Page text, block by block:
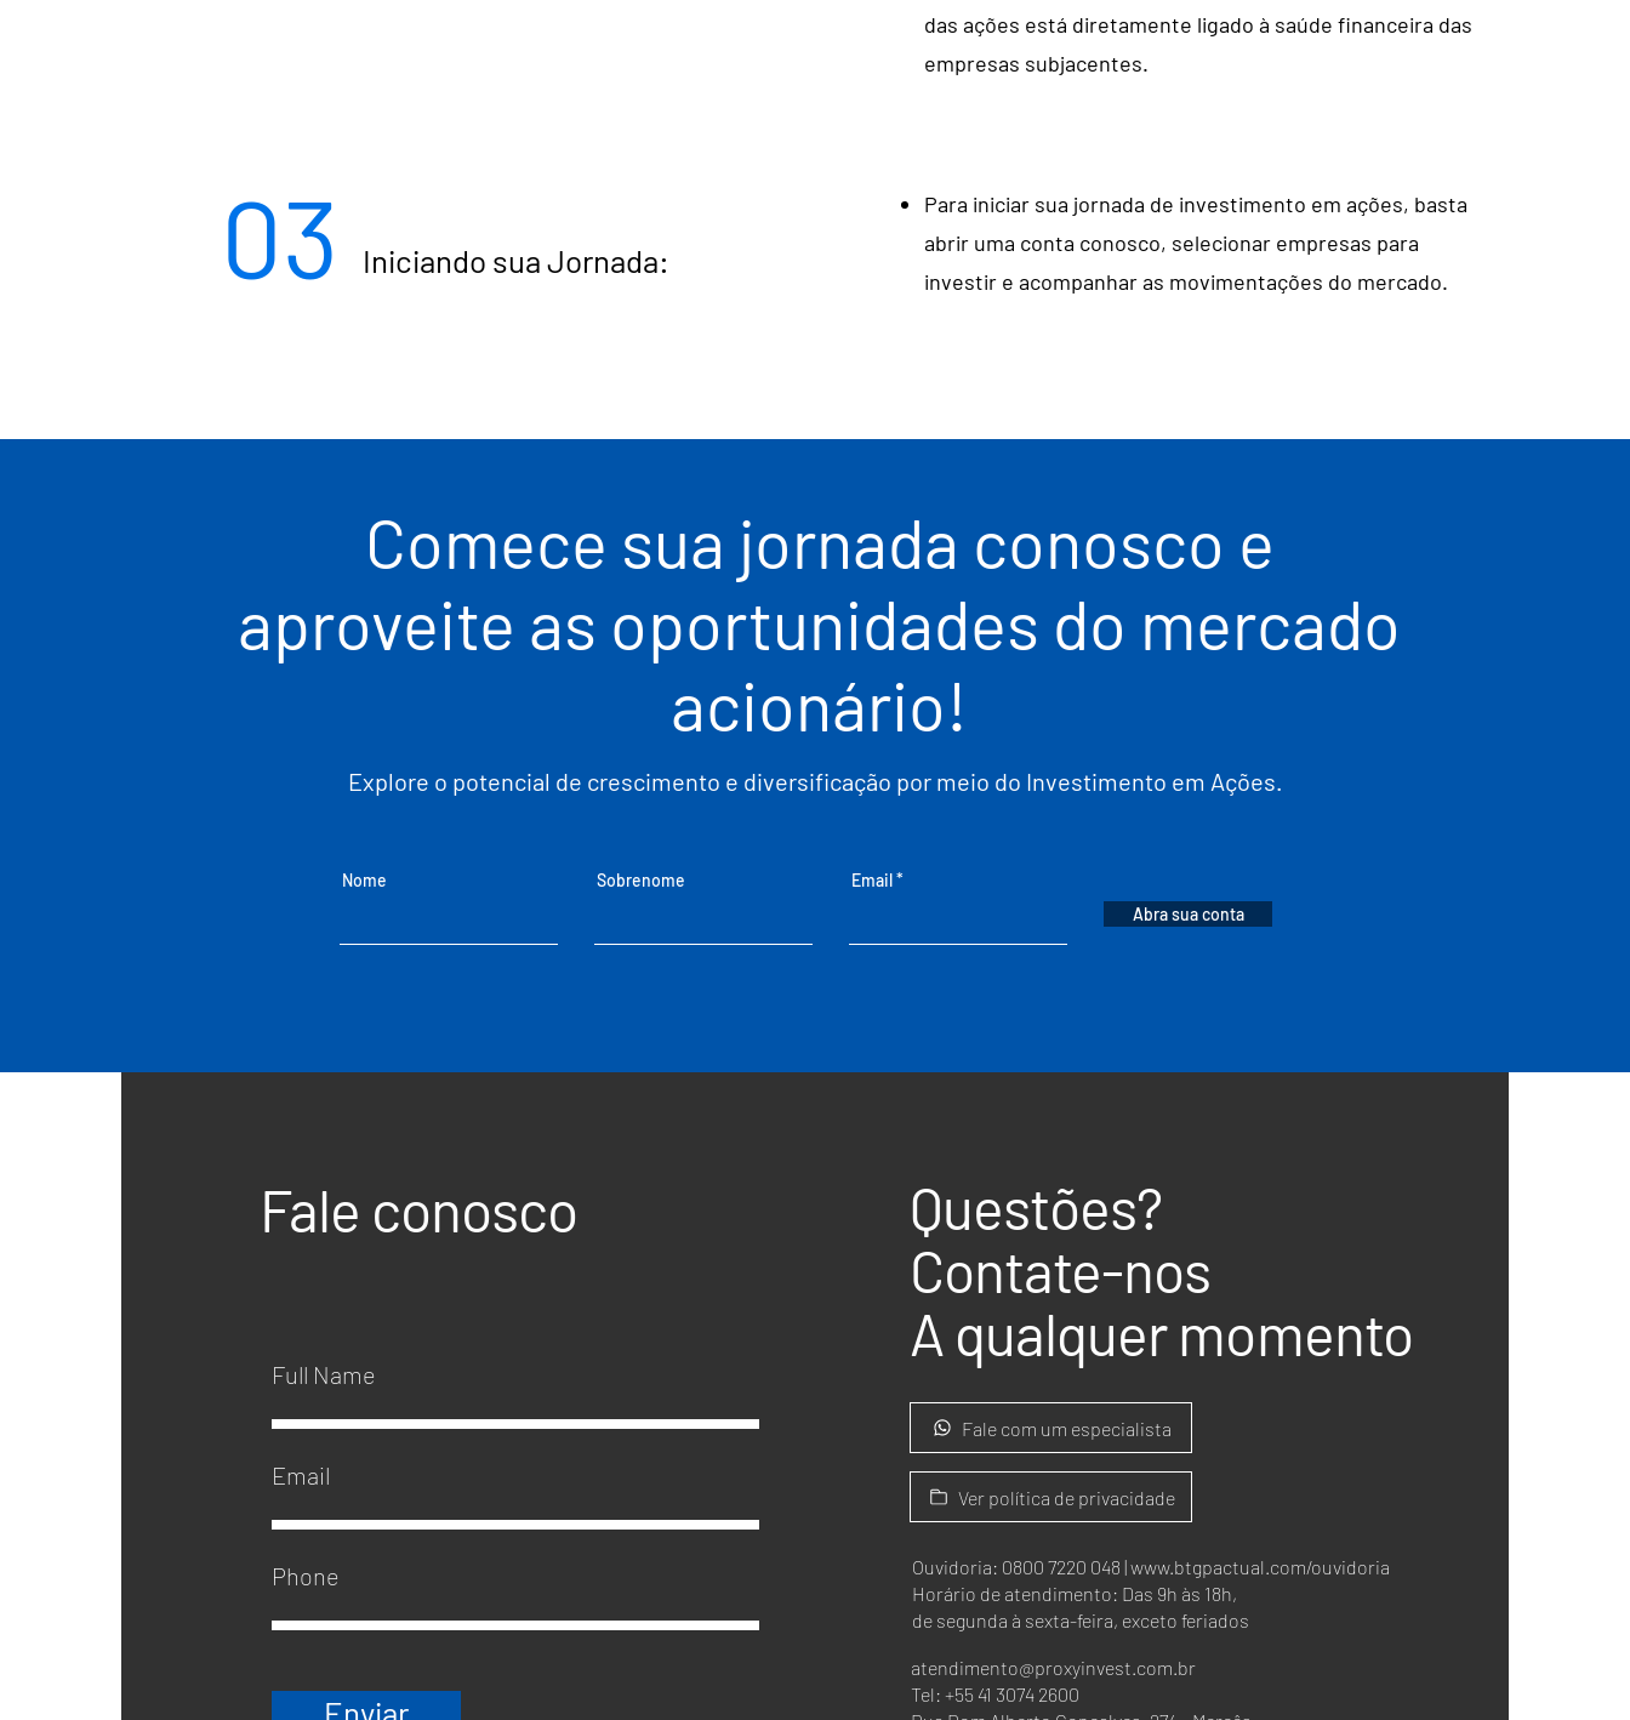
03 Iniciando sua Jornada:
das ações está diretamente ligado à saúde financeira das
empresas subjacentes.
Para iniciar sua jornada de investimento em ações, basta
abrir uma conta conosco, selecionar empresas para
investir e acompanhar as movimentações do mercado.
Comece sua jornada conosco e
aproveite as oportunidades do mercado
acionário!
Explore o potencial de crescimento e diversificação por meio do Investimento em Ações.
Nome Sobrenome
Email
Abra sua conta
Fale conosco
Enviar
Questões?
Contate-nos
A qualquer momento
Fale com um especialista
Ver política de privacidade
Ouvidoria: 0800 7220 048 |www.btgpactual.com/ouvidoria
Horário de atendimento: Das 9h às 18h,
de segunda à sexta-feira, exceto feriados
atendimento@proxyinvest.com.br
Tel: +55 41 3074 2600